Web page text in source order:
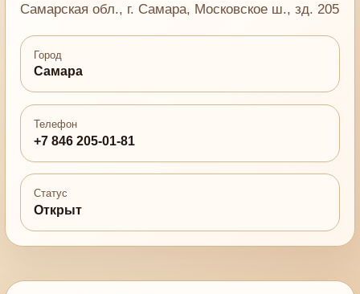
Самарская обл., г. Самара, Московское ш., зд. 205
Город
Самара
Телефон
+7 846 205-01-81
Статус
Открыт